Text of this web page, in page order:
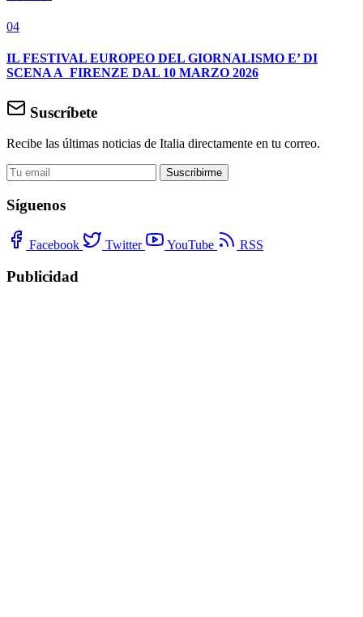
04
IL FESTIVAL EUROPEO DEL GIORNALISMO E’ DI
SCENA A FIRENZE DAL 10 MARZO 2026
Suscríbete
Recibe las últimas noticias de Italia directamente en tu correo.
Suscribirme
Síguenos
Facebook Twitter YouTube RSS
Publicidad